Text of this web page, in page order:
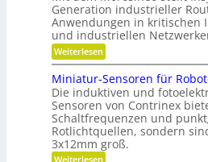
e
n
f
t
i
n
d
e
r
K
u
n
t
r
i
e
b
s
z
e
t
t
e
r
i
e
-
u
n
d
g
Generation industrieller
Anwendungen in kritischen
und industriellen
Weiterlesen:
R
o
b
u
s
t
e
u
n
Miniatur-Sensoren für
Die induktiven und
Sensoren von Contrinex
Schaltfrequenzen und
Rotlichtquellen, sondern
3x12mm groß.
Weiterlesen: